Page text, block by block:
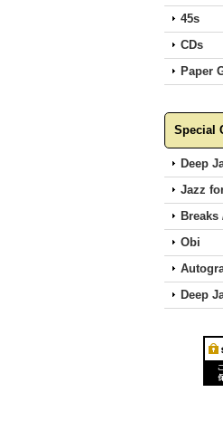
45s
CDs
Paper
Special
Deep
Jazz
Obi
Deep